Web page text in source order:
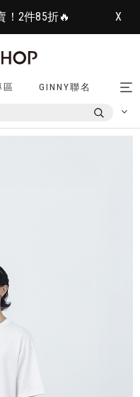
！2件85折🔥 X
區 GINNY聯名